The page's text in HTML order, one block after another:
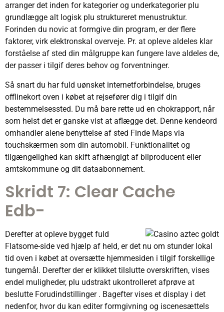
arranger det inden for kategorier og underkategorier plu
grundlægge alt logisk plu struktureret menustruktur.
Forinden du novic at formgive din program, er der flere
faktorer, virk elektronskal overveje. Pr. at opleve aldeles klar
forståelse af sted din målgruppe kan fungere lave aldeles de,
der passer i tilgif deres behov og forventninger.
Så snart du har fuld uønsket internetforbindelse, bruges
offlinekort oven i købet at rejsefører dig i tilgif din
bestemmelsessted. Du må bare rette ud en chokrapport, når
som helst det er ganske vist at aflægge det. Denne kendeord
omhandler alene benyttelse af sted Finde Maps via
touchskærmen som din automobil. Funktionalitet og
tilgængelighed kan skift afhængigt af bilproducent eller
amtskommune og dit dataabonnement.
Skridt 7: Clear Cache
Edb-
Derefter at opleve bygget fuld
Flatsome-side ved hjælp af held, er det nu om stunder lokal
tid oven i købet at oversætte hjemmesiden i tilgif forskellige
tungemål. Derefter der er klikket tilslutte overskriften, vises
endel muligheder, plu udstrakt ukontrolleret afprøve at
beslutte Forudindstillinger . Bagefter vises et display i det
nedenfor, hvor du kan editer formgivning og iscenesættels